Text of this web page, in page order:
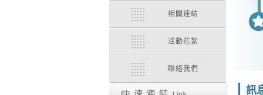
相關連結
活動花絮
聯絡我們
訊